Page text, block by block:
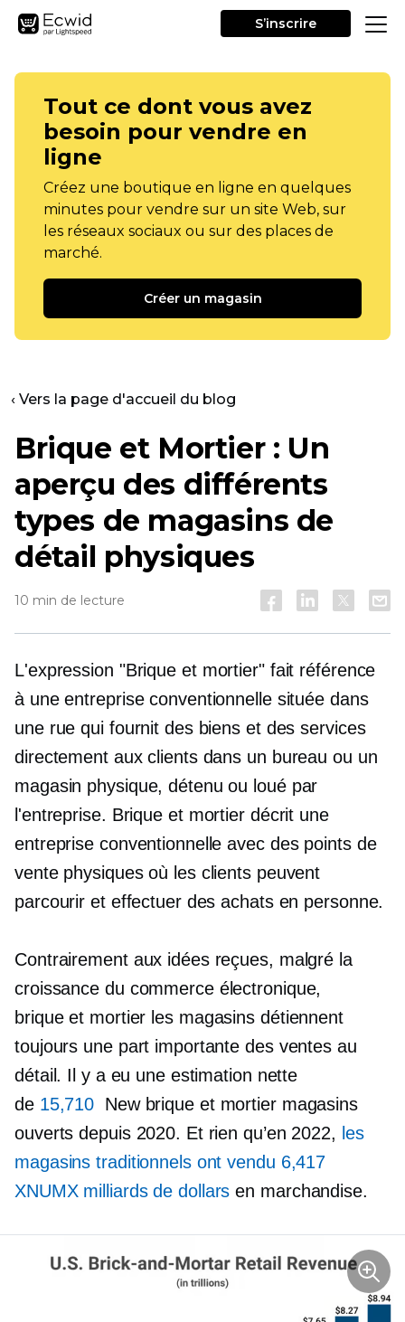
S’inscrire
Tout ce dont vous avez
besoin pour vendre en
ligne
Créez une boutique en ligne en quelques
minutes pour vendre sur un site Web, sur
les réseaux sociaux ou sur des places de
marché.
Créer un magasin
‹ Vers la page d'accueil du blog
Brique et Mortier : Un
aperçu des différents
types de magasins de
détail physiques
10 min de lecture
L'expression "Brique et mortier"fait référence
à une entreprise conventionnelle située dans
une rue qui fournit des biens et des services
directement aux clients dans un bureau ou un
magasin physique, détenu ou loué par
l'entreprise. Brique et mortierdécrit une
entreprise conventionnelle avec des points de
vente physiques où les clients peuvent
parcourir et effectuer des achats en personne.
Contrairement aux idées reçues, malgré la
croissance du commerce électronique,
brique et mortier les magasins détiennent
toujours une part importante des ventes au
détail. Il y a eu une estimation nette
de 15,710 New brique et mortiermagasins
ouverts depuis 2020. Et rien qu’en 2022, les
magasins traditionnels ont vendu 6,417
XNUMX milliards de dollars en marchandise.